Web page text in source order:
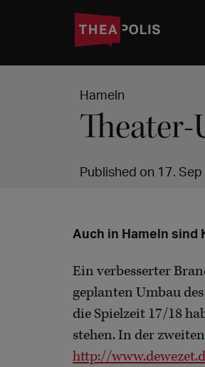
Hameln
Published on 17.
Auch in Hameln
Ein verbesserter
geplanten Umbau
die Spielzeit 17/18
stehen. In der
http://